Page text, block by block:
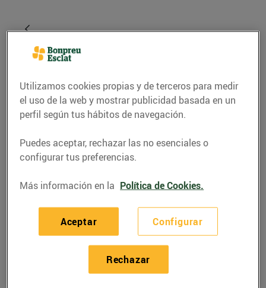
RECETAS
Tàrtar de maduixes i
pèsols
26/mayo/2020
Si t'agraden les maduixes, aprofita aquests dies que
Utilizamos cookies propias y de terceros para medir
el uso de la web y mostrar publicidad basada en un
perfil según tus hábitos de navegación.
Puedes aceptar, rechazar las no esenciales o
configurar tus preferencias.
Más información en la Política de Cookies.
Configurar
Rechazar
Aceptar